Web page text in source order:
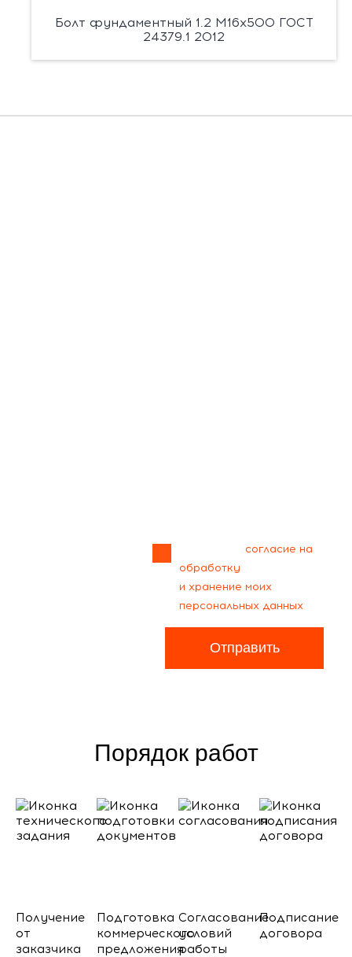
Болт фундаментный 1.2 М16х500 ГОСТ
24379.1 2012
согласие на
обработку
и хранение моих
персональных данных
Отправить
Порядок работ
Получение
от
заказчика
Подготовка
коммерческого
предложения
Согласование
условий
работы
Подписание
договора